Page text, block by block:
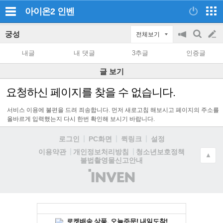
아이온2 인벤
궁성 전체보기
공
on/off
검
색
글
쓰
기
내글 내 댓글 3추글 인증글
글 보기
요청하신 페이지를 찾을 수 없습니다.
서비스 이용에 불편을 드려 죄송합니다. 먼저 새로고침 해보시고 페이지의 주소를
올바르게 입력했는지 다시 한번 확인해 보시기 바랍니다.
로그인 PC화면 퀵링크
설정
이용약관
개인정보처리방침
청소년보호정책
불법촬영물신고안내
(주)
인
▲